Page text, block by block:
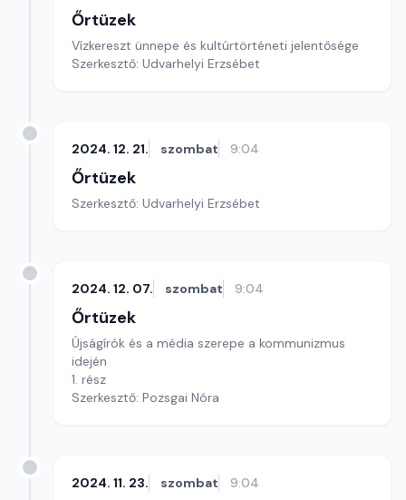
Őrtüzek
Vízkereszt ünnepe és kultúrtörténeti jelentősége
Szerkesztő: Udvarhelyi Erzsébet
2024. 12. 21. szombat 9:04
Őrtüzek
Szerkesztő: Udvarhelyi Erzsébet
2024. 12. 07. szombat 9:04
Őrtüzek
Újságírók és a média szerepe a kommunizmus
idején
1. rész
Szerkesztő: Pozsgai Nóra
2024. 11. 23. szombat 9:04